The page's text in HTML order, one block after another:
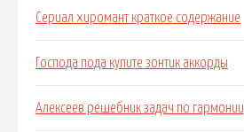
Сериал хиромант краткое содержание
Господа пода купите зонтик аккорды
Алексеев решебник задач по гармонии